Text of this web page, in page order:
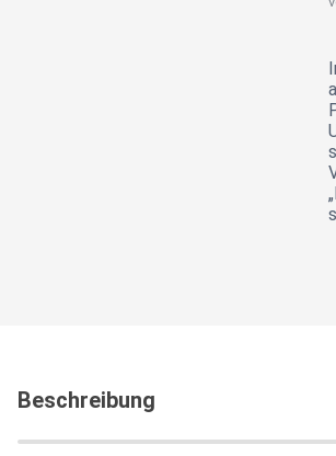
Beschreibung